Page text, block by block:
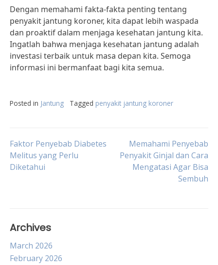
Dengan memahami fakta-fakta penting tentang
penyakit jantung koroner, kita dapat lebih waspada
dan proaktif dalam menjaga kesehatan jantung kita.
Ingatlah bahwa menjaga kesehatan jantung adalah
investasi terbaik untuk masa depan kita. Semoga
informasi ini bermanfaat bagi kita semua.
Posted in Jantung Tagged penyakit jantung koroner
Post
navigation
Faktor Penyebab Diabetes
Melitus yang Perlu
Diketahui
Memahami Penyebab
Penyakit Ginjal dan Cara
Mengatasi Agar Bisa
Sembuh
Archives
March 2026
February 2026